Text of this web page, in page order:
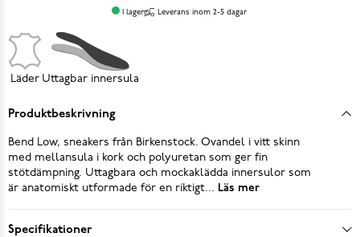
I lager Leverans inom 2-5 dagar
Läder Uttagbar innersula
Produktbeskrivning
Bend Low, sneakers från Birkenstock. Ovandel i vitt skinn
med mellansula i kork och polyuretan som ger fin
stötdämpning. Uttagbara och mockaklädda innersulor som
är anatomiskt utformade för en riktigt... Läs mer
Specifikationer